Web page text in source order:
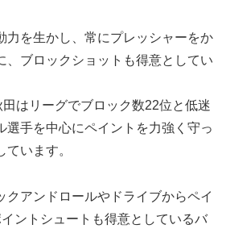
力を生かし、常にプレッシャーをか
、ブロックショットも得意としてい
はリーグでブロック数22位と低迷
選手を中心にペイントを力強く守っ
います。
クアンドロールやドライブからペイ
ントシュートも得意としているバ